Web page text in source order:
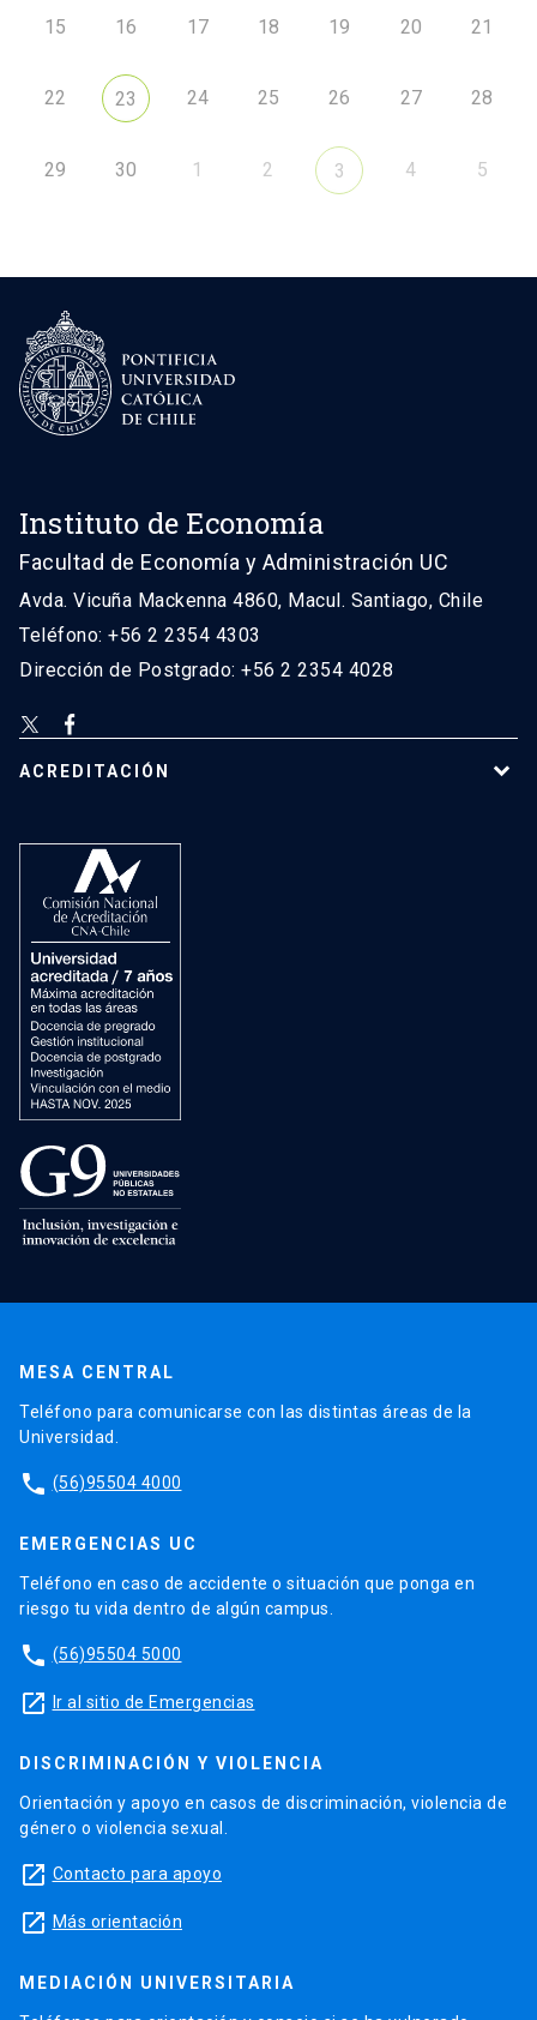
15 16 17 18 19 20 21
22 23 24 25 26 27 28
29 30 1 2 3 4 5
Instituto de Economía
Facultad de Economía y Administración UC
Avda. Vicuña Mackenna 4860, Macul. Santiago, Chile
Teléfono: +56 2 2354 4303
Dirección de Postgrado: +56 2 2354 4028
ACREDITACIÓN
MESA CENTRAL
Teléfono para comunicarse con las distintas áreas de la
Universidad.
phone (56)95504 4000
EMERGENCIAS UC
Teléfono en caso de accidente o situación que ponga en
riesgo tu vida dentro de algún campus.
phone (56)95504 5000
launch Ir al sitio de Emergencias
DISCRIMINACIÓN Y VIOLENCIA
Orientación y apoyo en casos de discriminación, violencia de
género o violencia sexual.
launch Contacto para apoyo
launch Más orientación
MEDIACIÓN UNIVERSITARIA